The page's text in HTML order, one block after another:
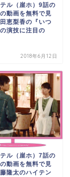
ル（崖ホ）9話の
動画を無料で見
恵梨香の『いつ
演技に注目の
2018年6月12日
ル（崖ホ）7話の
動画を無料で見
隆太のハイテン